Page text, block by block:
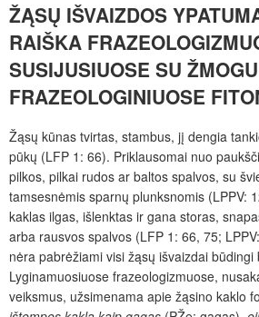
ŽĄSŲ IŠVAIZDOS
RAIŠKA
SUSIJUSIUOSE SU
FRAZEOLOGINIUOSE
Žąsų kūnas tvirtas, stambus, jį dengia
pūkų (LFP 1: 66). Priklausomai nuo
pilkos, pilkai rudos ar baltos spalvos, su
tamsesnėmis sparnų plunksnomis (LPPV:
kaklas ilgas, išlenktas ir gana storas,
arba rausvos spalvos (LFP 1: 66, 75;
nėra pabrėžiami visi žąsų išvaizdai būdingi
Lyginamuosiuose frazeologizmuose,
veiksmus, užsimenama apie žąsino kaklo